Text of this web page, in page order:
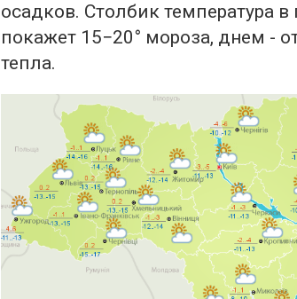
осадков. Столбик температура в
покажет 15−20° мороза, днем ​​-
тепла.